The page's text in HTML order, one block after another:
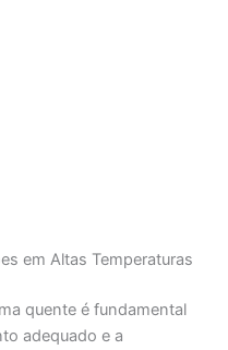
em Altas Temperaturas
quente é fundamental
adequado e a